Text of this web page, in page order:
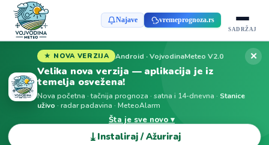
Najave vremeprognoza.rs
SADRŽAJ
★ NOVA VERZIJA Android · VojvodinaMeteo V2.0
Velika nova verzija — aplikacija je iz
temelja osvežena!
Nova početna · tačnija prognoza · satna i 14-dnevna · Stanice
uživo · radar padavina · MeteoAlarm
Šta je sve novo ▾
⤓ Instaliraj / Ažuriraj
✕